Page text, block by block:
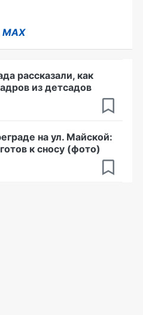
MAX
рассказали, как
из детсадов
на ул. Майской:
к сносу (фото)